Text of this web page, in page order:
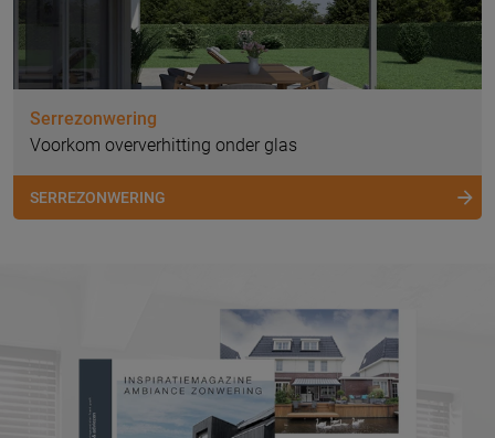
Serrezonwering
Voorkom oververhitting onder glas
SERREZONWERING